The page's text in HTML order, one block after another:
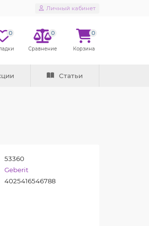
Личный кабинет
0 0 0
Статьи
53360
Geberit
4025416546788